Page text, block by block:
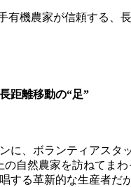
有機農家が信頼する、
距離移動の“足”
に、ボランティアス
の自然農家を訪ねてま
する革新的な生産者